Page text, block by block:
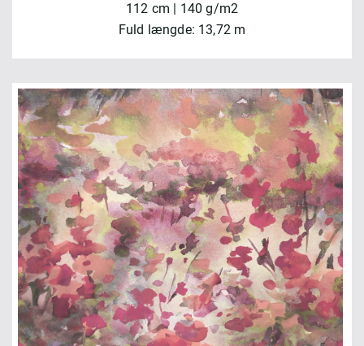
112 cm | 140 g/m2
Fuld længde: 13,72 m